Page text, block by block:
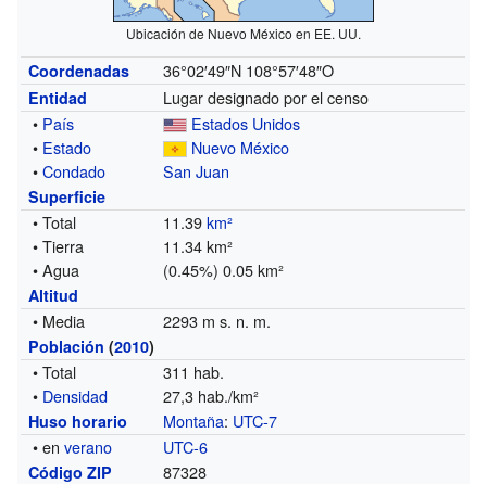
Ubicación de Nuevo México en EE. UU.
Coordenadas 36°02′49″N 108°57′48″O
Entidad
Lugar designado por el censo
• País
Estados Unidos
• Estado
Nuevo México
•Condado San Juan
Superficie
• Total 11.39km²
• Tierra
11.34 km²
• Agua
(0.45%) 0.05 km²
Altitud
• Media 2293 m s. n. m.
Población (2010)
• Total
311 hab.
• Densidad 27,3 hab./km²
Huso horario Montaña: UTC-7
• enverano UTC-6
Código ZIP 87328